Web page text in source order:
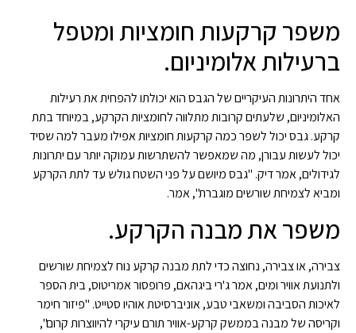
משפר קרקעות חומציות ומטפל
ברעילות אלומיניום.
אחד היתרונות העיקריים של הגבס הוא יכולתו להפחית את רעילות
האלומיניום, שלעתים קרובות מתלווה לחומציות הקרקע, במיוחד בתת
קרקע. גבס יכול לשפר כמה קרקעות חומציות אפילו מעבר למה שסיד
יכול לעשות עבורן, מה שמאפשר להשתרשות עמוקה יותר עם יתרונות
לגידולים, אמר דיק. "גבס מיושם על פני השטח גולש עד לתת הקרקע
ומביא לצמיחת שורשים מוגברת", אמר.
משפר את מבנה הקרקע.
צבירה, או צבירה, נחוצה כדי לתת מבנה קרקע נוח לצמיחת שורשים
ולתנועת אוויר ומים, אמר ג'רי ביגהאם, פרופסור אמריטוס, בית הספר
לאיכות הסביבה ומשאבי טבע, אוניברסיטת אוהיו סטייט. "פיזור חימר
וקריסה של מבנה בממשק קרקע-אוויר תורם עיקרי להיווצרות קרום",